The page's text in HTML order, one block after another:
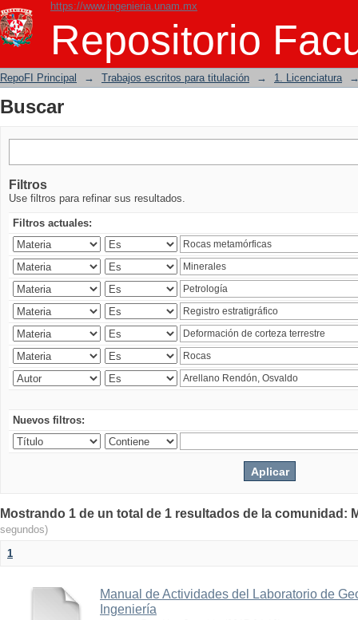
https://www.ingenieria.unam.mx
Repositorio
Buscar
RepoFI Principal → Trabajos escritos para titulación → 1. Licenciatura
Buscar
Filtros
Use filtros para refinar sus resultados.
Filtros actuales:
Nuevos filtros:
Mostrando 1 de un total de 1 resultados de la comunidad:
segundos)
1
Manual de Actividades del Laboratorio de
Ingeniería